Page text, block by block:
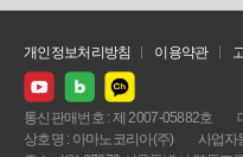
개인정보처리방침 이용약관
통신판매번호 : 제 2007-05882호
상호명 : 아마노코리아(주)
사업자